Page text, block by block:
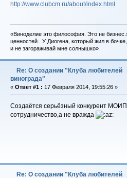
http://www.clubcm.ru/about/index.html
«Виноделие это философия. Это не
ценностей. У Диогена, который жил в
и не загораживай мне солнышко»
Re: О создании "Клуба любителей
винограда"
« Ответ #1 : 17 Февраля 2014, 19:55:26 »
Создаётся серьёзный конкурент
сотрудничество,а не вражда
Re: О создании "Клуба любителей